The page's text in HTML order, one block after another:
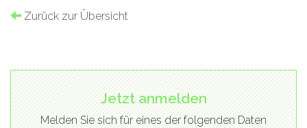
Zurück zur Übersicht
Jetzt anmelden
Melden Sie sich für eines der folgenden Daten